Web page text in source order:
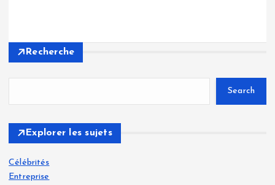
Recherche
Search
Explorer les sujets
Célébrités
Entreprise